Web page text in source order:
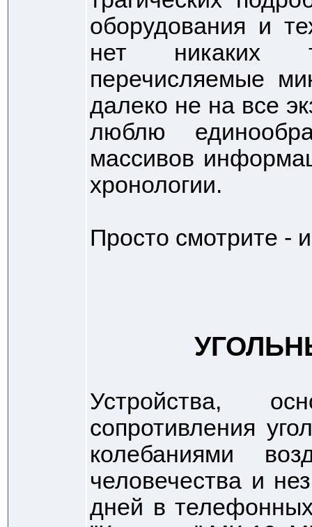
оборудования и
нет никаких
перечисляемые
далеко не на все
люблю
массивов
хронологии.
Просто смотрите -
Устройства,
сопротивления
колебаниями
человечества и
дней в